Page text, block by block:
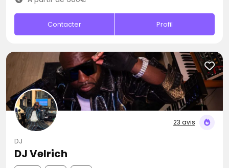
Contacter Profil
23 avis
DJ
DJ Velrich